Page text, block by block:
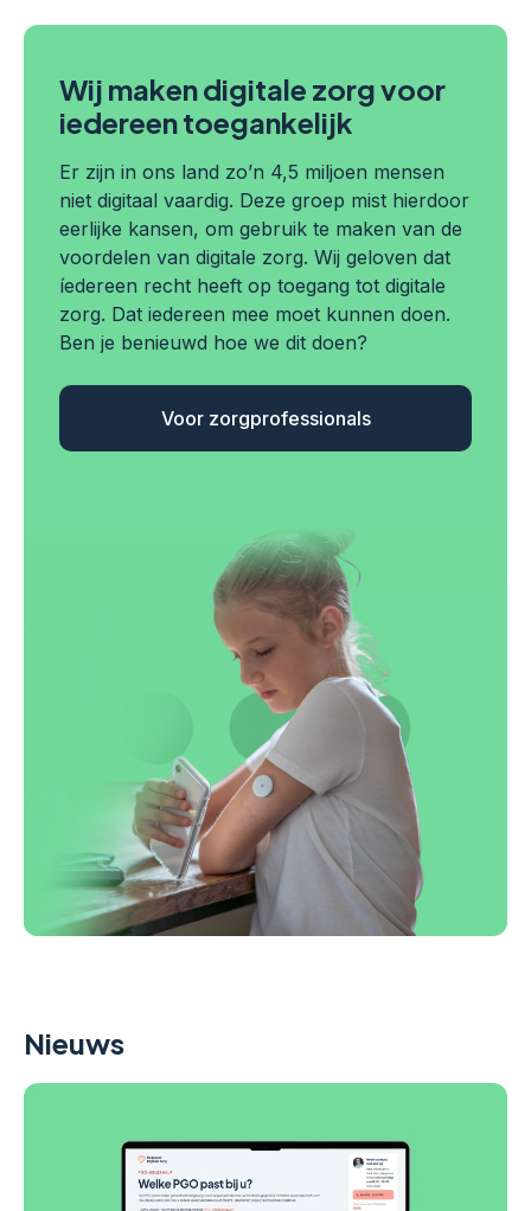
Wij maken digitale zorg voor
iedereen toegankelijk
Er zijn in ons land zo’n 4,5 miljoen mensen
niet digitaal vaardig. Deze groep mist hierdoor
eerlijke kansen, om gebruik te maken van de
voordelen van digitale zorg. Wij geloven dat
íedereen recht heeft op toegang tot digitale
zorg. Dat iedereen mee moet kunnen doen.
Ben je benieuwd hoe we dit doen?
Voor zorgprofessionals
Nieuws